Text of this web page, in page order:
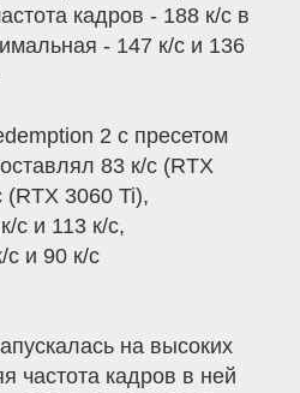
кадров - 188 к/с в
- 147 к/с и 136
2 с пресетом
83 к/с (RTX
(RTX 3060 Ti),
с и 113 к/с,
и 90 к/с
на высоких
частота кадров в ней